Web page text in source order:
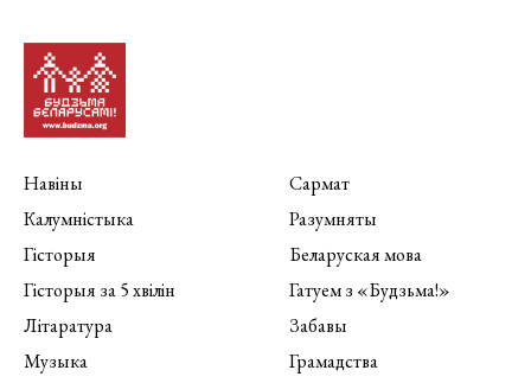
Навіны
Калумністыка
Гісторыя
Гісторыя за 5 хвілін
Літаратура
Музыка
Сармат
Разумняты
Беларуская мова
Гатуем з «Будзьма!»
Забавы
Грамадства